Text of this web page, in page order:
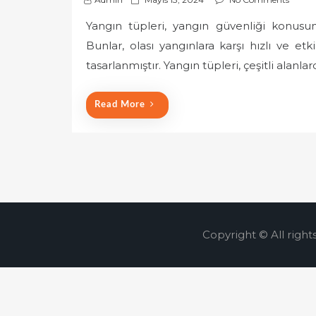
s
t
e
o
n
Yangın tüpleri, yangın güvenliği
Bunlar, olası yangınlara karşı hızlı ve
tasarlanmıştır. Yangın tüpleri, çeşitli
Read More
Copyright © All